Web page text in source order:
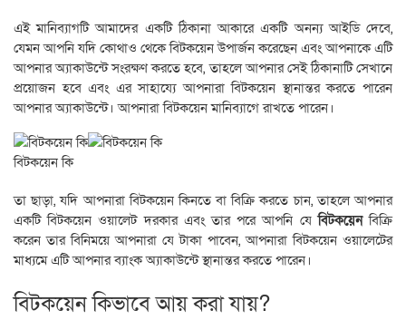
এই মানিব্যাগটি আমাদের একটি ঠিকানা আকারে একটি অনন্য আইডি দেবে,
যেমন আপনি যদি কোথাও থেকে বিটকয়েন উপার্জন করেছেন এবং আপনাকে এটি
আপনার অ্যাকাউন্টে সংরক্ষণ করতে হবে, তাহলে আপনার সেই ঠিকানাটি সেখানে
প্রয়োজন হবে এবং এর সাহায্যে আপনারা বিটকয়েন স্থানান্তর করতে পারেন
আপনার অ্যাকাউন্টে। আপনারা বিটকয়েন মানিব্যাগে রাখতে পারেন।
বিটকয়েন কি
তা ছাড়া, যদি আপনারা বিটকয়েন কিনতে বা বিক্রি করতে চান, তাহলে আপনার
একটি বিটকয়েন ওয়ালেট দরকার এবং তার পরে আপনি যেবিটকয়েনবিক্রি
করেন তার বিনিময়ে আপনারা যে টাকা পাবেন, আপনারা বিটকয়েন ওয়ালেটের
মাধ্যমে এটি আপনার ব্যাংক অ্যাকাউন্টে স্থানান্তর করতে পারেন।
বিটকয়েন কিভাবে আয় করা যায়?